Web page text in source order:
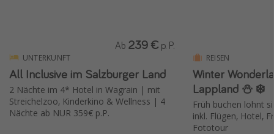
UNTERKUNFT
All Inclusive im Salzburger Land
2 Nächte im 4* Hotel in Wagrain | mit
Streichelzoo, Kinderkino & Wellness | 4
Nächte ab NUR 359€ p.P.
Ab 239 € p. P.
REISEN
Winter
Lappland ⛄️ ❄️
Früh buchen lohnt
inkl. Flügen, Hotel,
Fototour